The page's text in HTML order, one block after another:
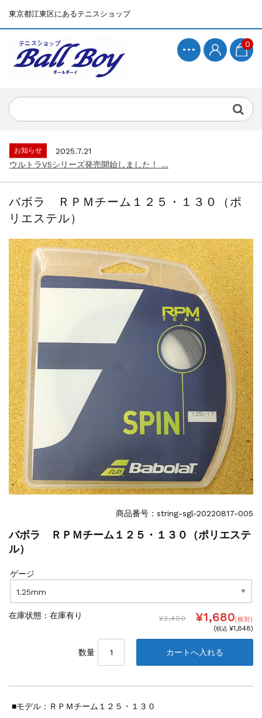
東京都江東区にあるテニスショップ
0
お知らせ
2025.7.15
お知らせ
2025.7.21
ウルトラV5シリーズ発売開始しました！ ...
お知らせ
2025.7.21
ウルトラV5シリーズ発売開始しました！ ...
BallBoyサイト再開！...
バボラ ＲＰＭチーム１２５・１３０（ポ
リエステル）
商品番号：string-sgl-20220817-005
バボラ ＲＰＭチーム１２５・１３０（ポリエステ
ル）
ゲージ
在庫状態 : 在庫有り ¥2,400 ¥1,680(税別)
(税込 ¥1,848)
数量
■モデル：ＲＰＭチーム１２５・１３０